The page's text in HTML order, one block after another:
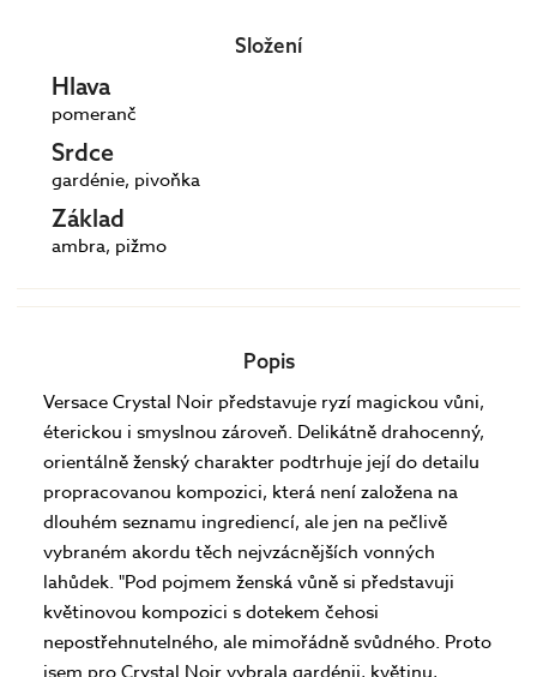
Složení
Hlava
pomeranč
Srdce
gardénie, pivoňka
Základ
ambra, pižmo
Popis
Versace Crystal Noir představuje ryzí magickou vůni,
éterickou i smyslnou zároveň. Delikátně drahocenný,
orientálně ženský charakter podtrhuje její do detailu
propracovanou kompozici, která není založena na
dlouhém seznamu ingrediencí, ale jen na pečlivě
vybraném akordu těch nejvzácnějších vonných
lahůdek. "Pod pojmem ženská vůně si představuji
květinovou kompozici s dotekem čehosi
nepostřehnutelného, ale mimořádně svůdného. Proto